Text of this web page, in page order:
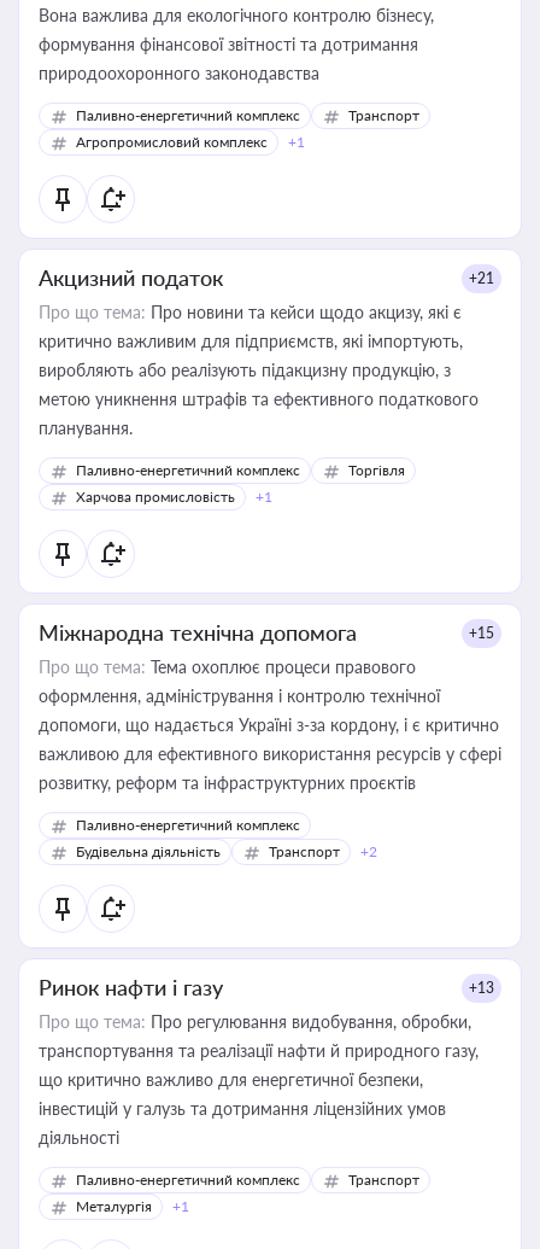
Вона важлива для екологічного контролю бізнесу,
формування фінансової звітності та дотримання
природоохоронного законодавства
Паливно-енергетичний комплекс
Транспорт
Агропромисловий комплекс
+1
Акцизний податок +21
Про що тема: Про новини та кейси щодо акцизу, які є
критично важливим для підприємств, які імпортують,
виробляють або реалізують підакцизну продукцію, з
метою уникнення штрафів та ефективного податкового
планування.
Паливно-енергетичний комплекс
Торгівля
Харчова промисловість
+1
Міжнародна технічна допомога +15
Про що тема: Тема охоплює процеси правового
оформлення, адміністрування і контролю технічної
допомоги, що надається Україні з-за кордону, і є критично
важливою для ефективного використання ресурсів у сфері
розвитку, реформ та інфраструктурних проєктів
Паливно-енергетичний комплекс
Будівельна діяльність
Транспорт +2
Ринок нафти і газу +13
Про що тема: Про регулювання видобування, обробки,
транспортування та реалізації нафти й природного газу,
що критично важливо для енергетичної безпеки,
інвестицій у галузь та дотримання ліцензійних умов
діяльності
Паливно-енергетичний комплекс
Транспорт
Металургія
+1